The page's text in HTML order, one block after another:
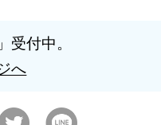
受付中。
へ